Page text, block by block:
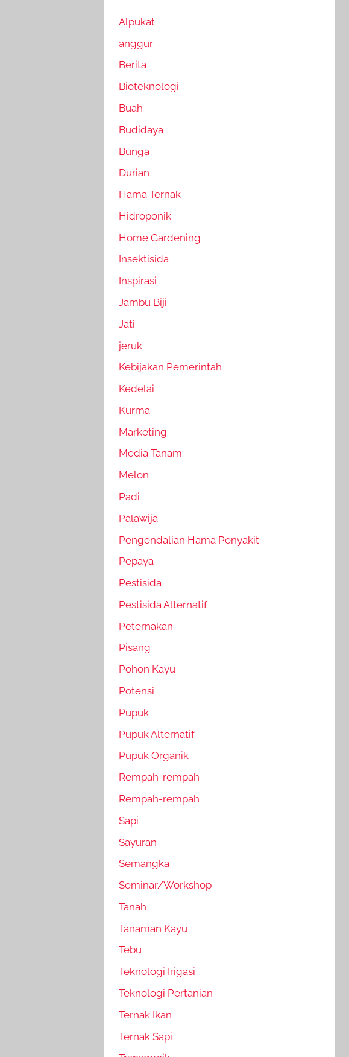
Alpukat
anggur
Berita
Bioteknologi
Buah
Budidaya
Bunga
Durian
Hama Ternak
Hidroponik
Home Gardening
Insektisida
Inspirasi
Jambu Biji
Jati
jeruk
Kebijakan Pemerintah
Kedelai
Kurma
Marketing
Media Tanam
Melon
Padi
Palawija
Pengendalian Hama Penyakit
Pepaya
Pestisida
Pestisida Alternatif
Peternakan
Pisang
Pohon Kayu
Potensi
Pupuk
Pupuk Alternatif
Pupuk Organik
Rempah-rempah
Rempah-rempah
Sapi
Sayuran
Semangka
Seminar/Workshop
Tanah
Tanaman Kayu
Tebu
Teknologi Irigasi
Teknologi Pertanian
Ternak Ikan
Ternak Sapi